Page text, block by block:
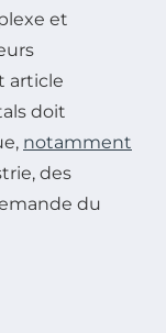
et
article
doit
notamment
des
du